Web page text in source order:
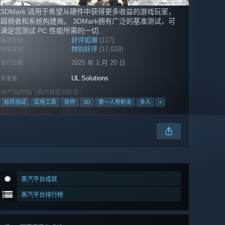
3DMark 适用于希望从硬件中获得更多收益的游戏玩家，
超频者和系统构建商。 3DMark拥有广泛的基准测试，可
满足您测试 PC 性能所需的一切.
最近评测： 好评如潮 (117)
所有评测： 特别好评 (17,029)
发行日期: 2025 年 1 月 20 日
开发者: UL Solutions
该产品的热门用户自定义标签：
标杆测试 实用工具 软件 3D 第一人称射击 多人 +
蒸汽平台成就
蒸汽平台排行榜